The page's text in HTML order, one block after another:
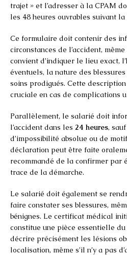
trajet » et l’adresser à la CPAM
les 48 heures ouvrables suivant la
Ce formulaire doit contenir des
circonstances de l’accident,
convient d’indiquer le lieu exact,
éventuels, la nature des
soins prodigués. Cette
cruciale en cas de complications
Parallèlement, le salarié doit
l’accident dans les 24 heures,
d’impossibilité absolue ou de
déclaration peut être faite
recommandé de la confirmer par
trace de la démarche.
Le salarié doit également se
faire constater ses blessures,
bénignes. Le certificat médical
constitue une pièce essentielle
décrire précisément les lésions
localisation, même s’il n’y a pas